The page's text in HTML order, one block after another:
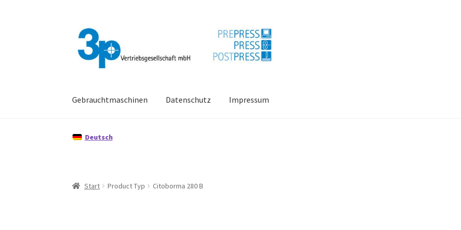
Navigation
springen
Zum
Inhalt
springen
Gebrauchtmaschinen Datenschutz Impressum
Deutsch
Start Product Typ Citoborma 280 B